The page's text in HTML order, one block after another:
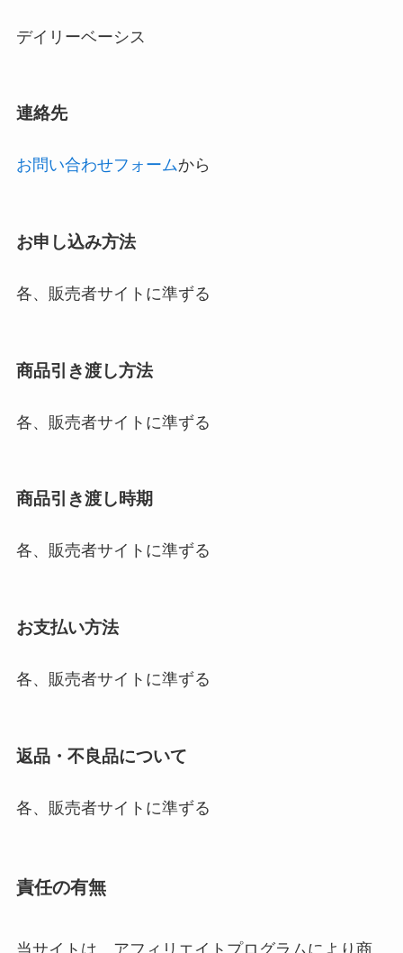
デイリーベーシス
連絡先
お問い合わせフォームから
お申し込み方法
各、販売者サイトに準ずる
商品引き渡し方法
各、販売者サイトに準ずる
商品引き渡し時期
各、販売者サイトに準ずる
お支払い方法
各、販売者サイトに準ずる
返品・不良品について
各、販売者サイトに準ずる
責任の有無